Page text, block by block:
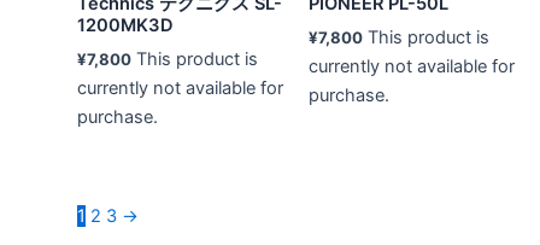
1200MK3D
¥7,800 This product is
currently not available for
purchase.
¥7,800 This product is
currently not available for
purchase.
1 2 3 →